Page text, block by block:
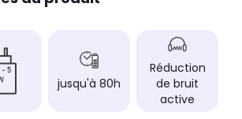
Assistant vocal compatible
Autonomie totale
jusqu'à 65h
jusqu'à 80h
Réduction
de bruit
active